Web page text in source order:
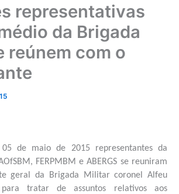
representativas
da Brigada
reúnem com o
de maio de 2015 representantes da
FERPMBM e ABERGS se reuniram
geral da Brigada Militar coronel Alfeu
tratar de assuntos relativos aos